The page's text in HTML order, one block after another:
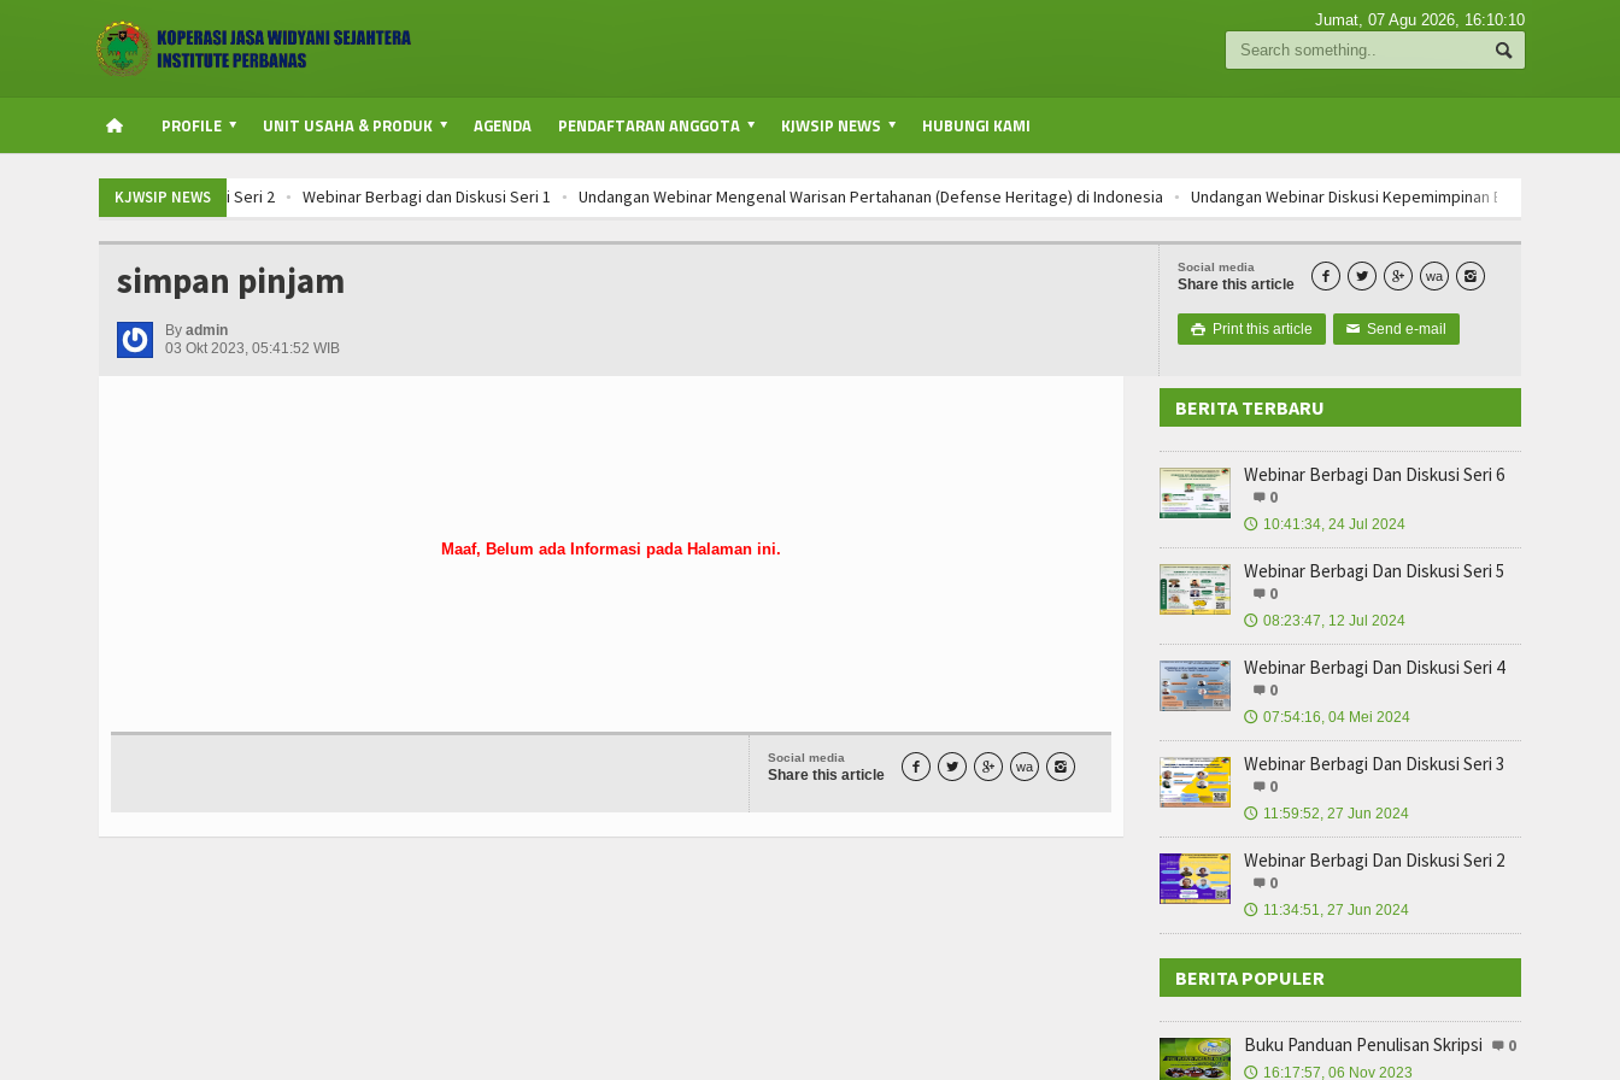
Jumat, 07 Agu 2026, 16:10:10
PROFILE UNIT USAHA & PRODUK AGENDA PENDAFTARAN ANGGOTA KJWSIP NEWS HUBUNGI KAMI
KJWSIP NEWS
Berbagi Dan Diskusi Seri 2 Webinar Berbagi dan Diskusi Seri 1 Undangan Webinar Mengenal Warisan Pertahanan (Defense Heritage) di Indonesia Undangan Webinar Diskusi Kepemimpinan Etis
Undangan Webinar Diskusi Kepemimpinan Etis
Social media
Share this article    wa 
 Print this article ✉ Send e-mail
simpan pinjam
By admin
03 Okt 2023, 05:41:52 WIB
Maaf, Belum ada Informasi pada Halaman ini.
Social media
Share this article    wa 
BERITA TERBARU
Webinar Berbagi Dan Diskusi Seri 6
0
🕔 10:41:34, 24 Jul 2024
Webinar Berbagi Dan Diskusi Seri 5
0
🕔 08:23:47, 12 Jul 2024
Webinar Berbagi Dan Diskusi Seri 4
0
🕔 07:54:16, 04 Mei 2024
Webinar Berbagi Dan Diskusi Seri 3
0
🕔 11:59:52, 27 Jun 2024
Webinar Berbagi Dan Diskusi Seri 2
0
🕔 11:34:51, 27 Jun 2024
BERITA POPULER
Buku Panduan Penulisan Skripsi 0
🕔 16:17:57, 06 Nov 2023